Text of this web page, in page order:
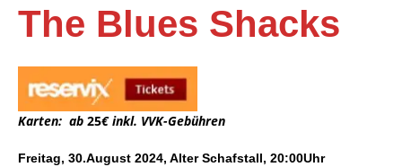
The Blues Shacks
Karten: ab 25€ inkl. VVK-Gebühren
Freitag, 30.August 2024, Alter Schafstall, 20:00Uhr